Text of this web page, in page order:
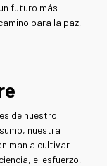
futuro más
para la paz,
de nuestro
nuestra
a cultivar
el esfuerzo,